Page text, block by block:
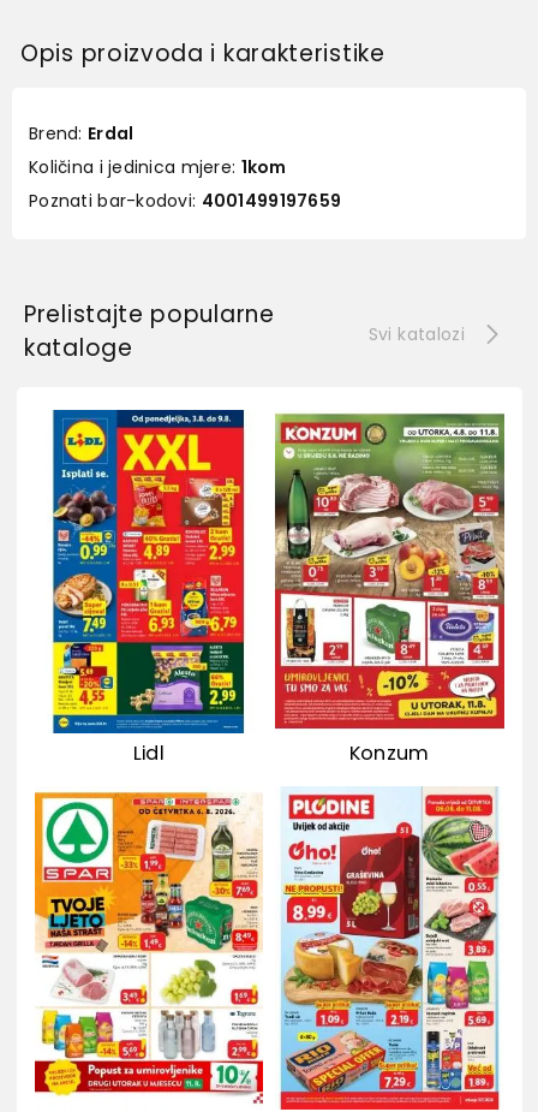
Opis proizvoda i karakteristike
Brend: Erdal
Količina i jedinica mjere: 1kom
Poznati bar-kodovi: 4001499197659
Prelistajte popularne
kataloge
Svi katalozi
Lidl Konzum